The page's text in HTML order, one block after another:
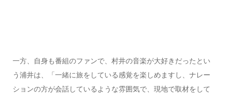
一方、自身も番組のファンで、村井の音楽が大好きだったとい
う浦井は、「一緒に旅をしている感覚を楽しめますし、ナレー
ションの方が会話しているような雰囲気で、現地で取材をして